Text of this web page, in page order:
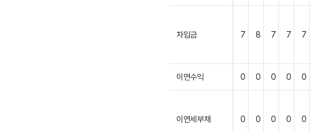
차입금 7 8 7 7 7
이연수익 0 0 0 0 0
이연세부채 0 0 0 0 0